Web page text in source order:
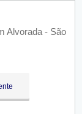
Alvorada - São